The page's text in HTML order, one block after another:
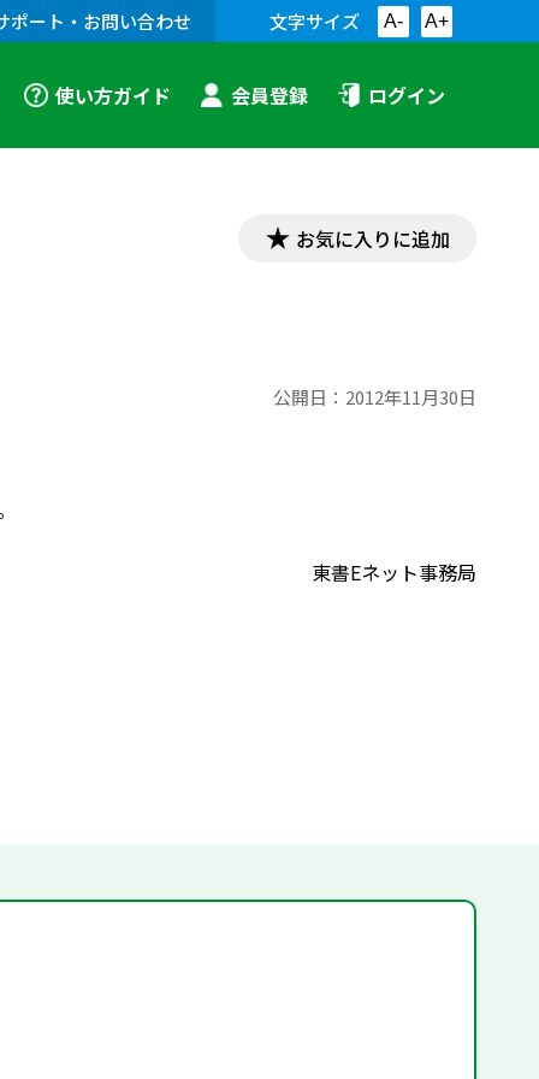
ポート・お問い合わせ 文字サイズ A- A+
使い方ガイド 会員登録 ログイン
お気に入りに追加
公開日： 2012年11月30日
東書Eネット事務局